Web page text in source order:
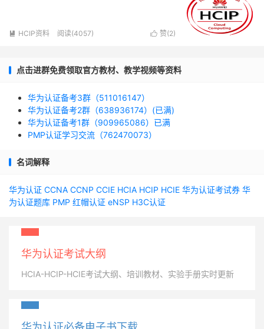
 赞(2)
 HCIP资料 阅读(4057)
点击进群免费领取官方教材、教学视频等资料
华为认证备考3群（511016147）
华为认证备考2群（638936174）(已满)
华为认证备考1群（909965086）已满
PMP认证学习交流（762470073）
名词解释
华为认证 CCNA CCNP CCIE HCIA HCIP HCIE 华为认证考试券 华
为认证题库 PMP 红帽认证 eNSP H3C认证
华为认证考试大纲
HCIA-HCIP-HCIE考试大纲、培训教材、实验手册实时更新